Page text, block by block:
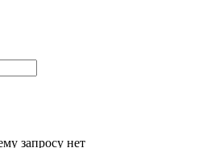
запросу нет